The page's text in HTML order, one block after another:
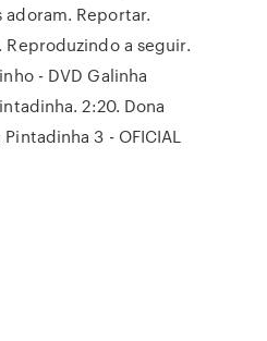
adoram. Reportar.
Reproduzindo a seguir.
- DVD Galinha
2:20. Dona
3 - OFICIAL